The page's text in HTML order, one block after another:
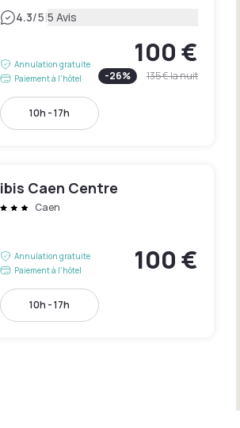
4.3/5|5 Avis
Annulation gratuite
Paiement à l'hôtel
100 €
-26% 135 €la nuit
10h - 17h
ibis Caen Centre
Caen
Annulation gratuite
Paiement à l'hôtel
100 €
10h - 17h